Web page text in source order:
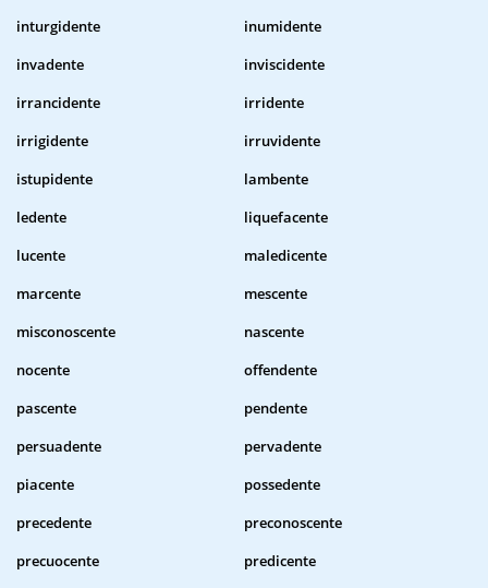
inturgidente
inumidente
invadente
inviscidente
irrancidente
irridente
irrigidente
irruvidente
istupidente
lambente
ledente
liquefacente
lucente
maledicente
marcente
mescente
misconoscente
nascente
nocente
offendente
pascente
pendente
persuadente
pervadente
piacente
possedente
precedente
preconoscente
precuocente
predicente